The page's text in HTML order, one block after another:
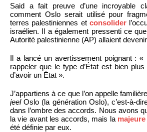
Said a fait preuve d’une incroyable
comment Oslo serait utilisé pour
terres palestiniennes et consolider
israélien. Il a également pressenti ce
Autorité palestinienne (AP) allaient
Il a lancé un avertissement poignant : «
rappeler que le type d’État est bien
d’avoir un État ».
J’appartiens à ce que l’on appelle
jeelOslo (la génération Oslo), c’est-à-
dans l’ombre des accords. Nous avons
la vie avant les accords, mais la
été définie par eux.